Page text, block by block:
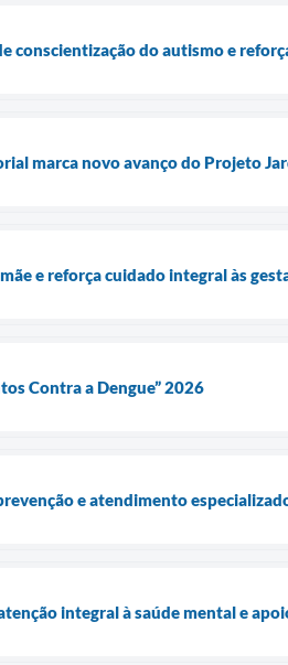
conscientização do autismo e
marca novo avanço do Projeto
e reforça cuidado integral às
Contra a Dengue” 2026
e atendimento
integral à saúde mental e